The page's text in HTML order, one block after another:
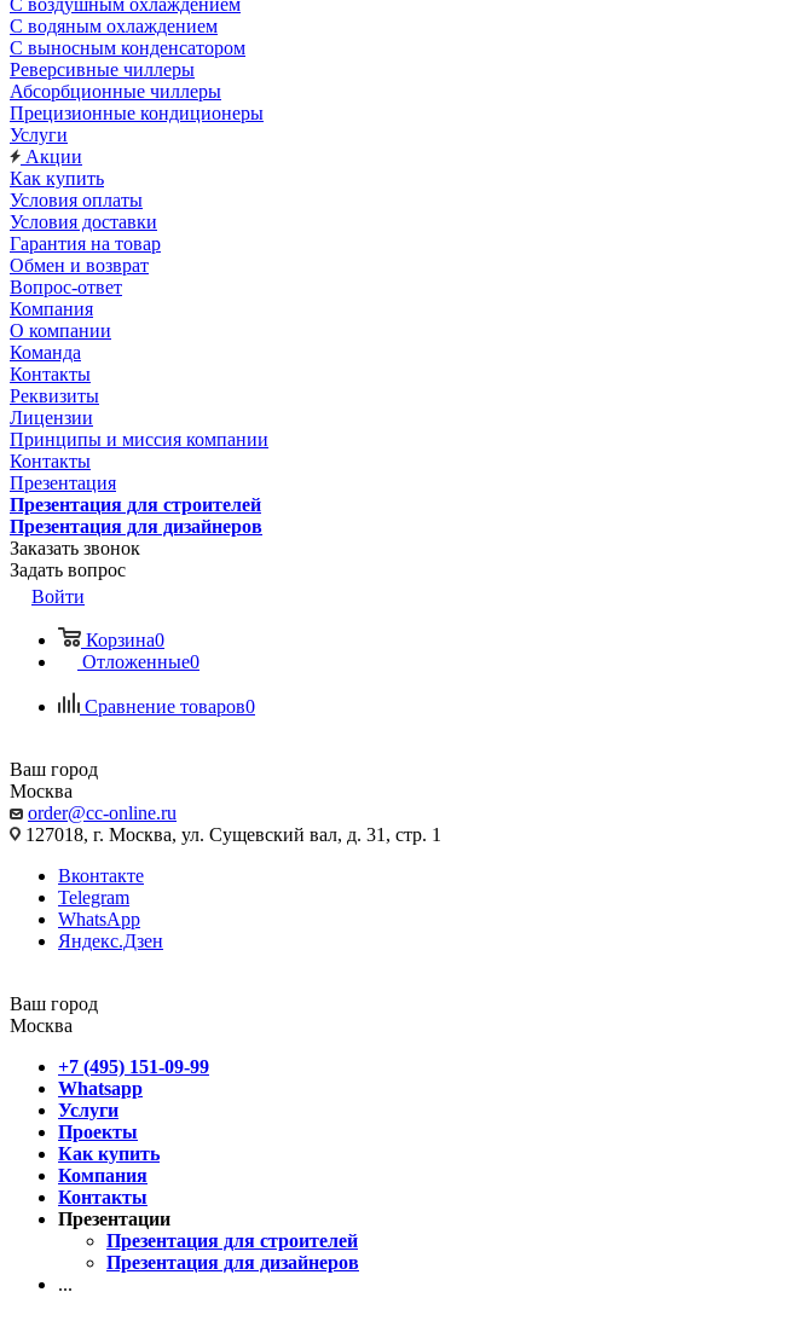
С воздушным охлаждением
С водяным охлаждением
С выносным конденсатором
Реверсивные чиллеры
Абсорбционные чиллеры
Прецизионные кондиционеры
Услуги
Акции
Как купить
Условия оплаты
Условия доставки
Гарантия на товар
Обмен и возврат
Вопрос-ответ
Компания
О компании
Команда
Контакты
Реквизиты
Лицензии
Принципы и миссия компании
Контакты
Презентация
Презентация для строителей
Презентация для дизайнеров
Заказать звонок
Задать вопрос
Войти
Корзина0
Отложенные0
Сравнение товаров0
Ваш город
Москва
order@cc-online.ru
127018, г. Москва, ул. Сущевский вал, д. 31, стр. 1
Вконтакте
Telegram
WhatsApp
Яндекс.Дзен
Ваш город
Москва
+7 (495) 151-09-99
Whatsapp
Услуги
Проекты
Как купить
Компания
Контакты
Презентации
Презентация для строителей
Презентация для дизайнеров
...